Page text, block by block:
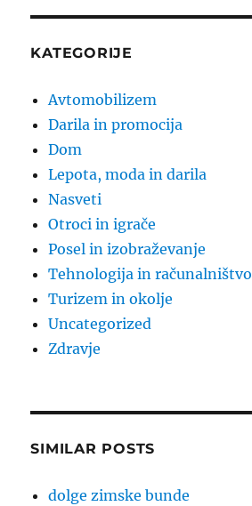
KATEGORIJE
Avtomobilizem
Darila in promocija
Dom
Lepota, moda in darila
Nasveti
Otroci in igrače
Posel in izobraževanje
Tehnologija in računalništvo
Turizem in okolje
Uncategorized
Zdravje
SIMILAR POSTS
dolge zimske bunde